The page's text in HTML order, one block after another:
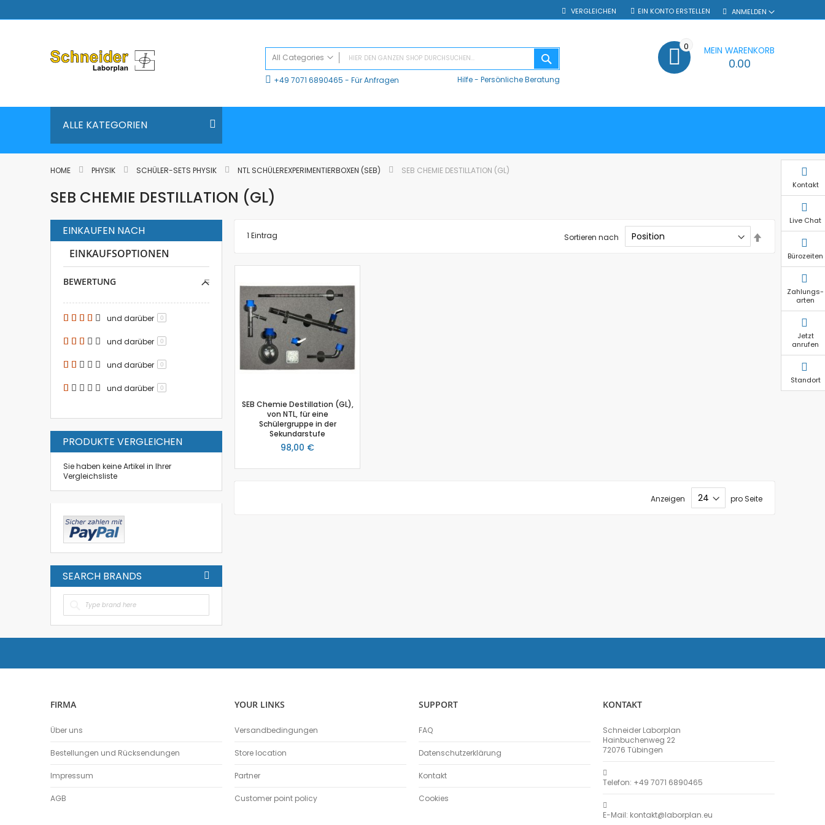
VERGLEICHEN ANMELDEN
EIN KONTO ERSTELLEN
All Categories
ALL CATEGORIES
Vernier Logger Pro 3 - Messwert-Erfassungsprogramm (Schul-Lizenz)
Biologie
Atmungsgürtel
Beschleunigungssensor
Blutdrucksensor
CO2-Gas Sensor
Drucksensor
Feuchtigkeitssensor
Herzfrequenz
Kolorimeter
Leitfähigkeit
Lichtsensor
Tropfenzähler
Zubehör
NiCr-Ni-Adapter
+49 7071 6890465 - Für Anfragen Hilfe- Persönliche Beratung
MEIN WARENKORB
0.00
0
ALLE KATEGORIEN
HOME PHYSIK SCHÜLER-SETS PHYSIK NTL SCHÜLEREXPERIMENTIERBOXEN (SEB) SEB CHEMIE DESTILLATION (GL)
SEB CHEMIE DESTILLATION (GL)
1 Eintrag Sortieren nach
absteigender
Reihenfolge
SEB Chemie Destillation (GL),
von NTL, für eine
Schülergruppe in der
Sekundarstufe
98,00 €
Anzeigen pro Seite
Kontakt
Live Chat
Bürozeiten
Zahlungs-
arten
Jetzt
anrufen
Standort
EINKAUFEN NACH
EINKAUFSOPTIONEN
BEWERTUNG
und darüber 0
und darüber 0
und darüber 0
und darüber 0
PRODUKTE VERGLEICHEN
Sie haben keine Artikel in Ihrer
Vergleichsliste
SEARCH BRANDS
FIRMA
Über uns
Bestellungen und Rücksendungen
Impressum
AGB
YOUR LINKS
Versandbedingungen
Store location
Partner
Customer point policy
SUPPORT
FAQ
Datenschutzerklärung
Kontakt
Cookies
KONTAKT
Schneider Laborplan
Hainbuchenweg 22
72076 Tübingen
Telefon: +49 7071 6890465
E-Mail: kontakt@laborplan.eu